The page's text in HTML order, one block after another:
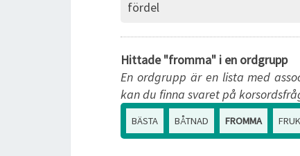
fördel
Hittade "fromma" i en ordgrupp
En ordgrupp är en lista med
kan du finna svaret på
BÄSTA BÅTNAD FROMMA